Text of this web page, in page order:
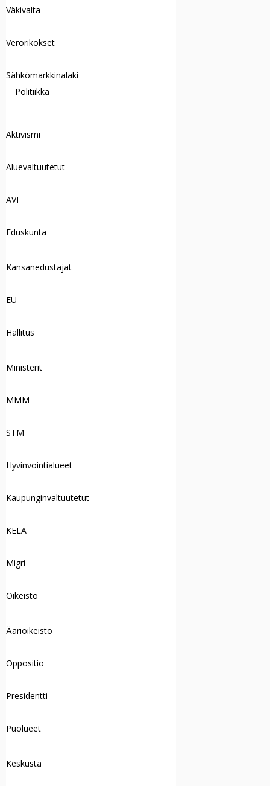
Väkivalta
Verorikokset
Sähkömarkkinalaki
Politiikka
Aktivismi
Aluevaltuutetut
AVI
Eduskunta
Kansanedustajat
EU
Hallitus
Ministerit
MMM
STM
Hyvinvointialueet
Kaupunginvaltuutetut
KELA
Migri
Oikeisto
Äärioikeisto
Oppositio
Presidentti
Puolueet
Keskusta